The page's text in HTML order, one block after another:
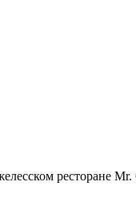
ресторане